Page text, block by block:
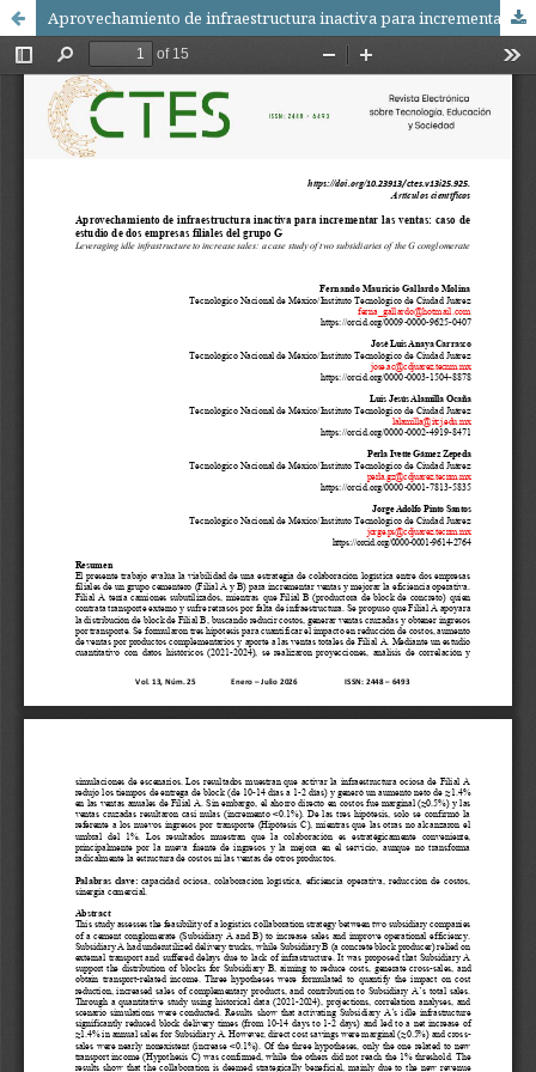
Aprovechamiento de infraestructura inactiva para incrementar las ventas: caso de estudio de dos empresas filiales del grupo G